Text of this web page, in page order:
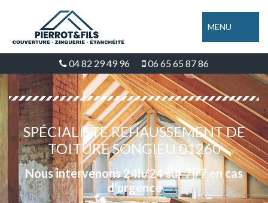
MENU
04 82 29 49 96 06 65 65 87 86
SPÉCIALISTE REHAUSSEMENT DE
TOITURE SONGIEU 01260
Nous intervenons 24h/24 sur 7j/7 en cas
d'urgence